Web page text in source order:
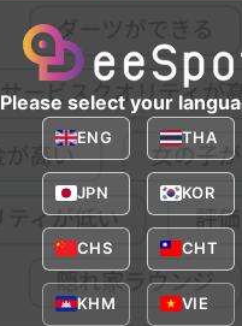
Please select your
ENG THA
JPN KOR
CHS CHT
KHM VIE